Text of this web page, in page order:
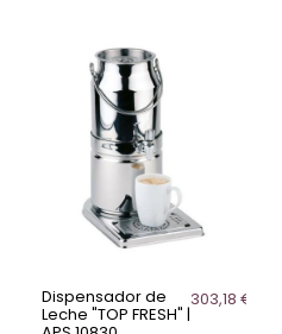
Dispensador de
Leche "TOP FRESH" |
303,18 €